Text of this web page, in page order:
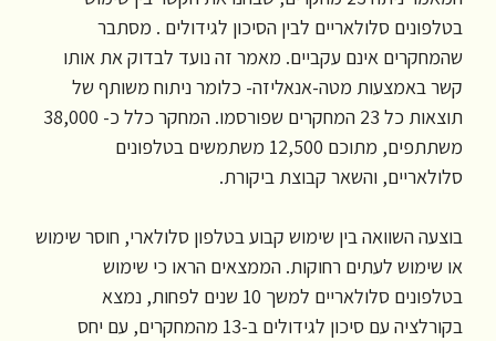
בטלפונים סלולאריים לבין הסיכון לגידולים . מסתבר
שהמחקרים אינם עקביים. מאמר זה נועד לבדוק את אותו
קשר באמצעות מטה-אנאליזה- כלומר ניתוח משותף של
תוצאות כל 23 המחקרים שפורסמו. המחקר כלל כ- 38,000
משתתפים, מתוכם 12,500 משתמשים בטלפונים
סלולאריים, והשאר קבוצת ביקורת.
בוצעה השוואה בין שימוש קבוע בטלפון סלולארי, חוסר שימוש
או שימוש לעתים רחוקות. הממצאים הראו כי שימוש
בטלפונים סלולאריים למשך 10 שנים לפחות, נמצא
בקורלציה עם סיכון לגידולים ב-13 מהמחקרים, עם יחס